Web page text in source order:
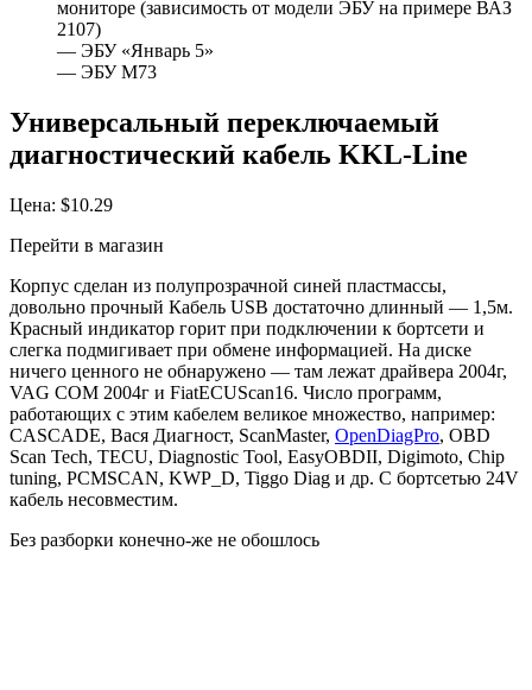
мониторе (зависимость от модели ЭБУ на примере ВАЗ
2107)
— ЭБУ «Январь 5»
— ЭБУ М73
Универсальный переключаемый
диагностический кабель KKL-Line
Цена: $10.29
Перейти в магазин
Корпус сделан из полупрозрачной синей пластмассы,
довольно прочный Кабель USB достаточно длинный — 1,5м.
Красный индикатор горит при подключении к бортсети и
слегка подмигивает при обмене информацией. На диске
ничего ценного не обнаружено — там лежат драйвера 2004г,
VAG COM 2004г и FiatECUScan16. Число программ,
работающих с этим кабелем великое множество, например:
CASCADE, Вася Диагност, ScanMaster, OpenDiagPro, OBD
Scan Tech, TECU, Diagnostic Tool, EasyOBDII, Digimoto, Chip
tuning, PCMSCAN, KWP_D, Tiggo Diag и др. С бортсетью 24V
кабель несовместим.
Без разборки конечно-же не обошлось